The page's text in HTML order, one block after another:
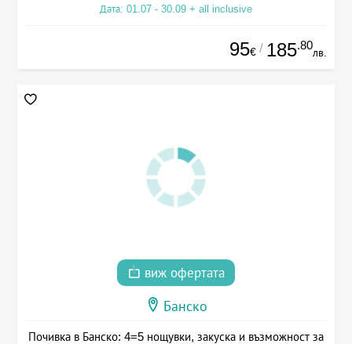
Дата: 01.07 - 30.09 + all inclusive
95€ / 185.80
лв.
виж офертата
Банско
Почивка в Банско: 4=5 нощувки, закуска и възможност за